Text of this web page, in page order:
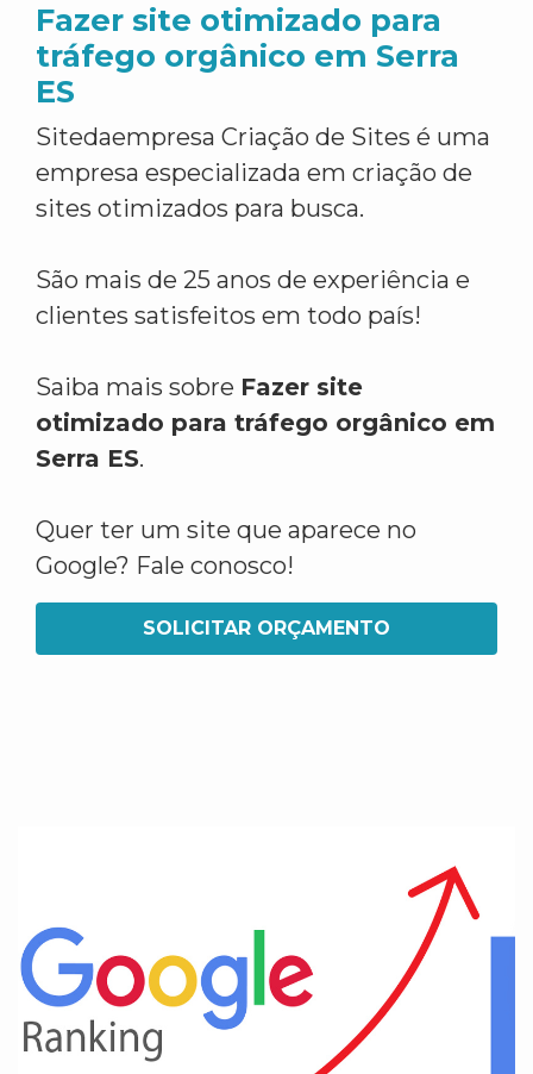
Fazer site otimizado para
tráfego orgânico em Serra
ES
Sitedaempresa Criação de Sites é uma
empresa especializada em criação de
sites otimizados para busca.
São mais de 25 anos de experiência e
clientes satisfeitos em todo país!
Saiba mais sobre Fazer site
otimizado para tráfego orgânico em
Serra ES.
Quer ter um site que aparece no
Google? Fale conosco!
SOLICITAR ORÇAMENTO